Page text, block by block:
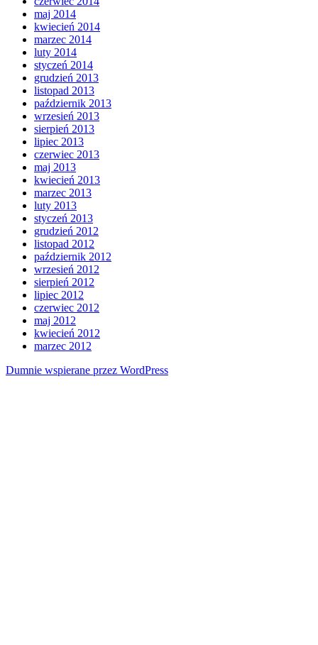
maj 2014
kwiecień 2014
marzec 2014
luty 2014
styczeń 2014
grudzień 2013
listopad 2013
październik 2013
wrzesień 2013
sierpień 2013
lipiec 2013
czerwiec 2013
maj 2013
kwiecień 2013
marzec 2013
luty 2013
styczeń 2013
grudzień 2012
listopad 2012
październik 2012
wrzesień 2012
sierpień 2012
lipiec 2012
czerwiec 2012
maj 2012
kwiecień 2012
marzec 2012
Dumnie wspierane przez WordPress